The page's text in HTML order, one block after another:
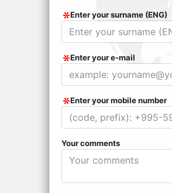
Enter your surname (ENG)
Enter your e-mail
Enter your mobile number
Your comments